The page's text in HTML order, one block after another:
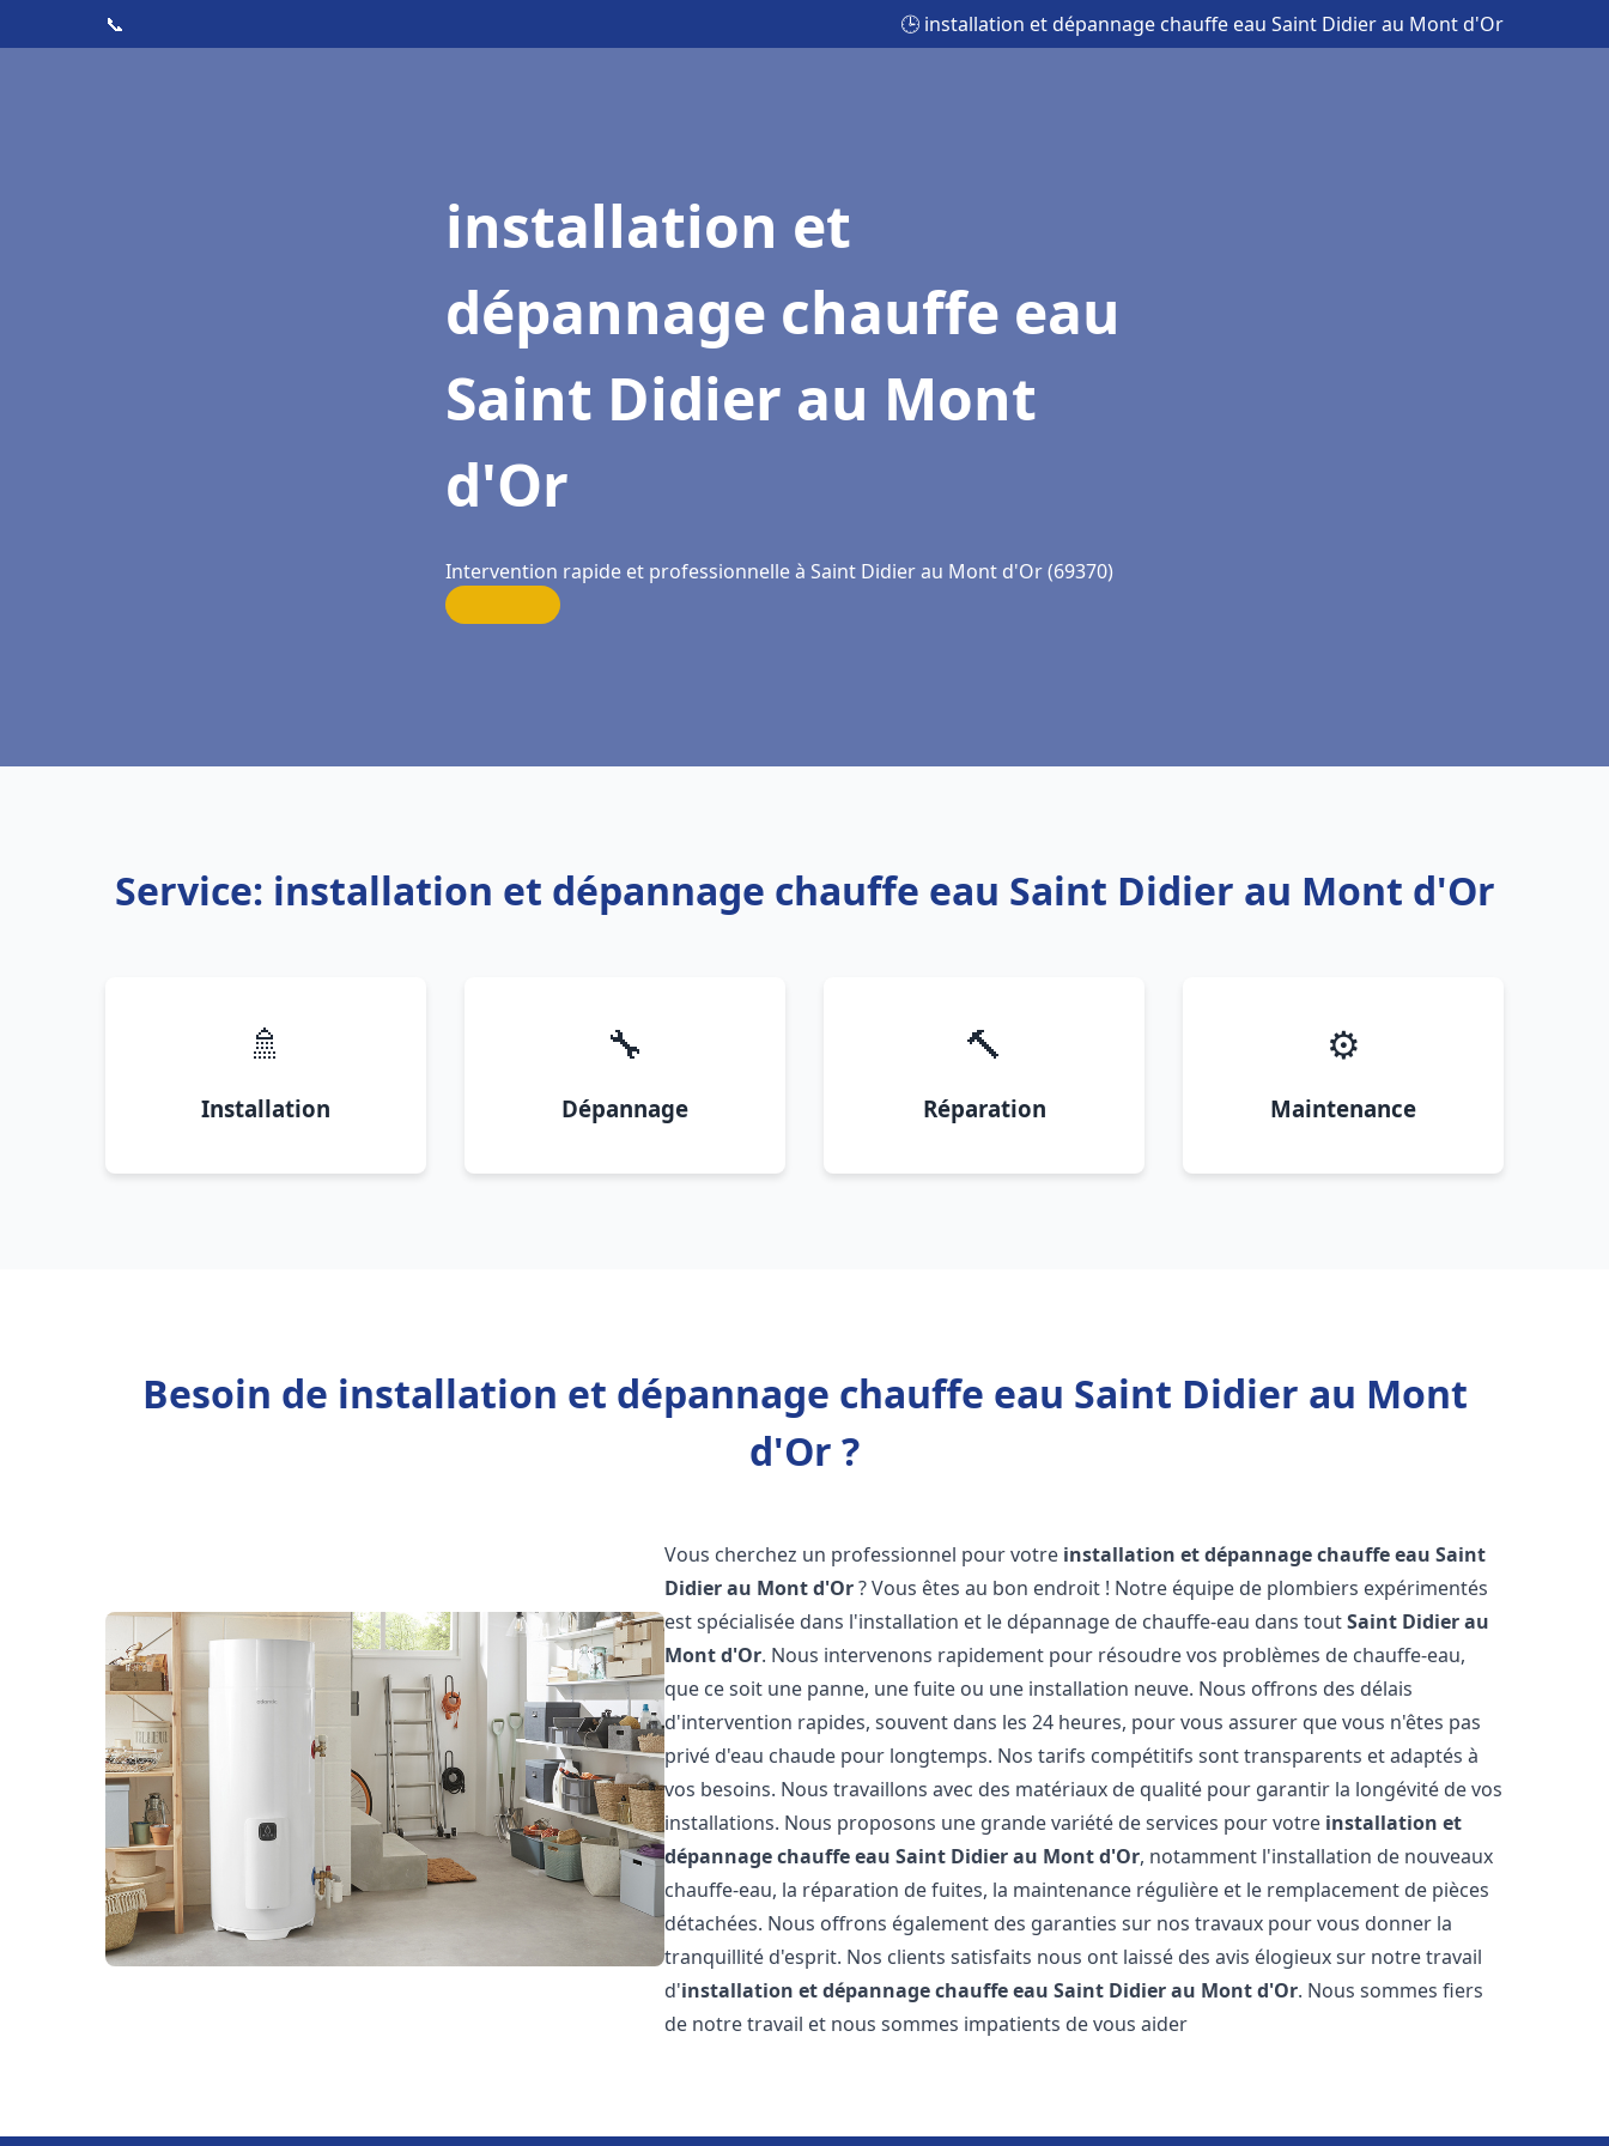
📞 🕒 installation et dépannage chauffe eau Saint Didier au Mont d'Or
installation et
dépannage chauffe eau
Saint Didier au Mont
d'Or
Intervention rapide et professionnelle à Saint Didier au Mont d'Or (69370)
Service: installation et dépannage chauffe eau Saint Didier au Mont d'Or
🚿
Installation
🔧
Dépannage
🔨
Réparation
⚙️
Maintenance
Besoin de installation et dépannage chauffe eau Saint Didier au Mont
d'Or ?
Vous cherchez un professionnel pour votre installation et dépannage chauffe eau Saint
Didier au Mont d'Or? Vous êtes au bon endroit ! Notre équipe de plombiers expérimentés
est spécialisée dans l'installation et le dépannage de chauffe-eau dans toutSaint Didier au
Mont d'Or. Nous intervenons rapidement pour résoudre vos problèmes de chauffe-eau,
que ce soit une panne, une fuite ou une installation neuve. Nous offrons des délais
d'intervention rapides, souvent dans les 24 heures, pour vous assurer que vous n'êtes pas
privé d'eau chaude pour longtemps. Nos tarifs compétitifs sont transparents et adaptés à
vos besoins. Nous travaillons avec des matériaux de qualité pour garantir la longévité de vos
installations. Nous proposons une grande variété de services pour votre installation et
dépannage chauffe eau Saint Didier au Mont d'Or, notamment l'installation de nouveaux
chauffe-eau, la réparation de fuites, la maintenance régulière et le remplacement de pièces
détachées. Nous offrons également des garanties sur nos travaux pour vous donner la
tranquillité d'esprit. Nos clients satisfaits nous ont laissé des avis élogieux sur notre travail
d'installation et dépannage chauffe eau Saint Didier au Mont d'Or. Nous sommes fiers
de notre travail et nous sommes impatients de vous aider